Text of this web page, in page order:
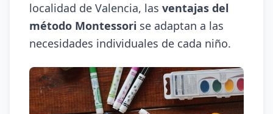
localidad de Valencia, las ventajas del
método Montessori se adaptan a las
necesidades individuales de cada niño.